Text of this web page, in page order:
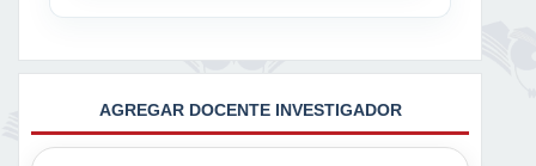
AGREGAR DOCENTE INVESTIGADOR